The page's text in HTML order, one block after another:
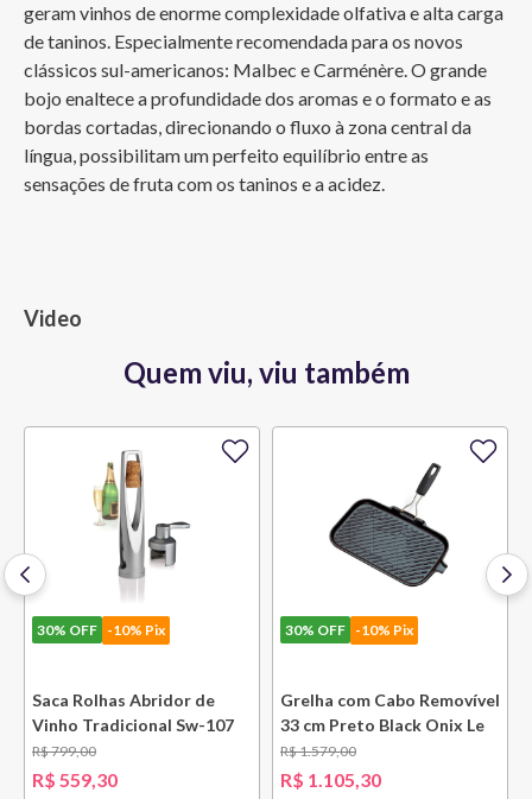
geram vinhos de enorme complexidade olfativa e alta carga
de taninos. Especialmente recomendada para os novos
clássicos sul-americanos: Malbec e Carménère. O grande
bojo enaltece a profundidade dos aromas e o formato e as
bordas cortadas, direcionando o fluxo à zona central da
língua, possibilitam um perfeito equilíbrio entre as
sensações de fruta com os taninos e a acidez.
Video
Quem viu, viu também
30% OFF -10% Pix
Saca Rolhas Abridor de
Vinho Tradicional Sw-107
Ply Le Creuset
R$799,00
R$ 559,30
30% OFF -10% Pix
Grelha com Cabo Removível
33 cm Preto Black Onix Le
Creuset
R$1.579,00
R$ 1.105,30